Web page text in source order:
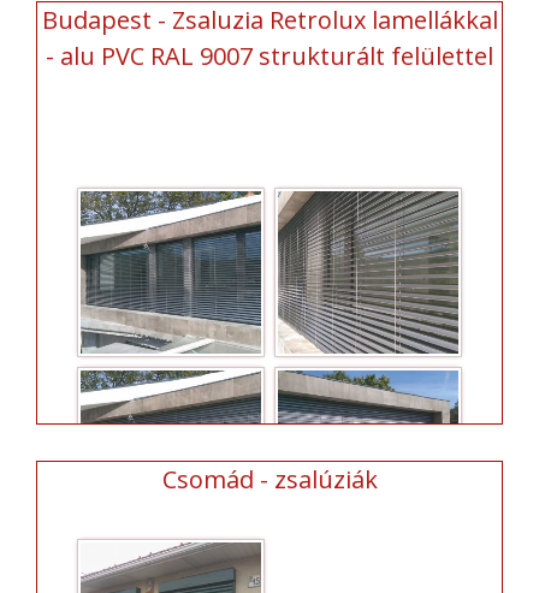
Budapest - Zsaluzia Retrolux lamellákkal
- alu PVC RAL 9007 strukturált felülettel
Csomád - zsalúziák